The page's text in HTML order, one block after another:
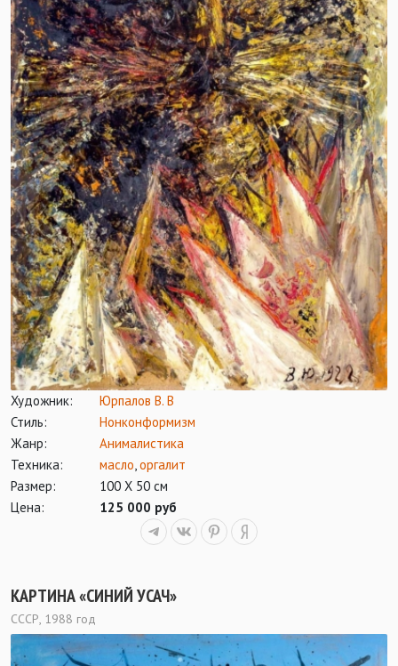
Художник:
Юрпалов В. В
Стиль:
Нонконформизм
Жанр:
Анималистика
Техника:
масло оргалит
Размер:
100 Х 50 см
Цена:
125 000 руб
КАРТИНА «СИНИЙ УСАЧ»
СССР, 1988 год